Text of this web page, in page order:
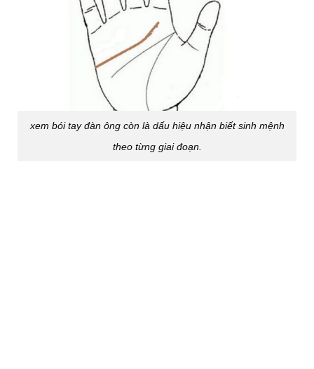
xem bói tay đàn ông còn là dấu hiệu nhận biết sinh mệnh
theo từng giai đoạn.